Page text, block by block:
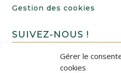
Gérer le
cookies
Gestion des cookies
SUIVEZ-NOUS !